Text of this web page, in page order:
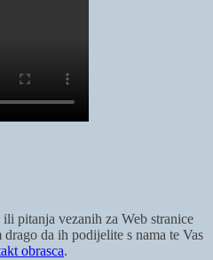
pitanja vezanih za Web stranice
da ih podijelite s nama te Vas
obrasca.